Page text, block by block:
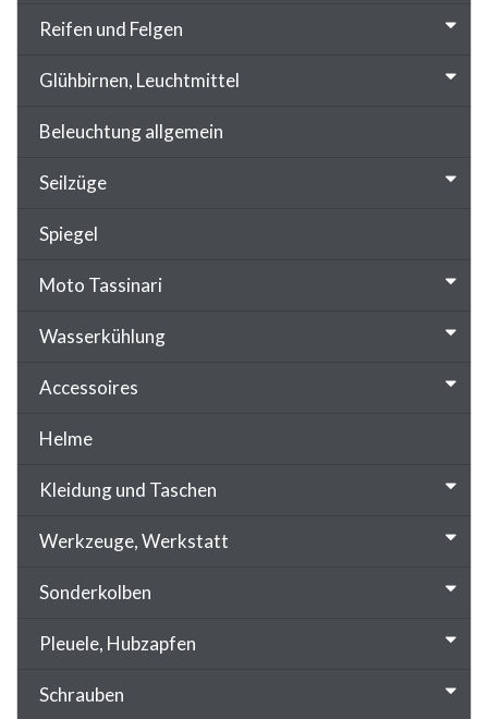
Reifen und Felgen
Glühbirnen, Leuchtmittel
Beleuchtung allgemein
Seilzüge
Spiegel
Moto Tassinari
Wasserkühlung
Accessoires
Helme
Kleidung und Taschen
Werkzeuge, Werkstatt
Sonderkolben
Pleuele, Hubzapfen
Schrauben